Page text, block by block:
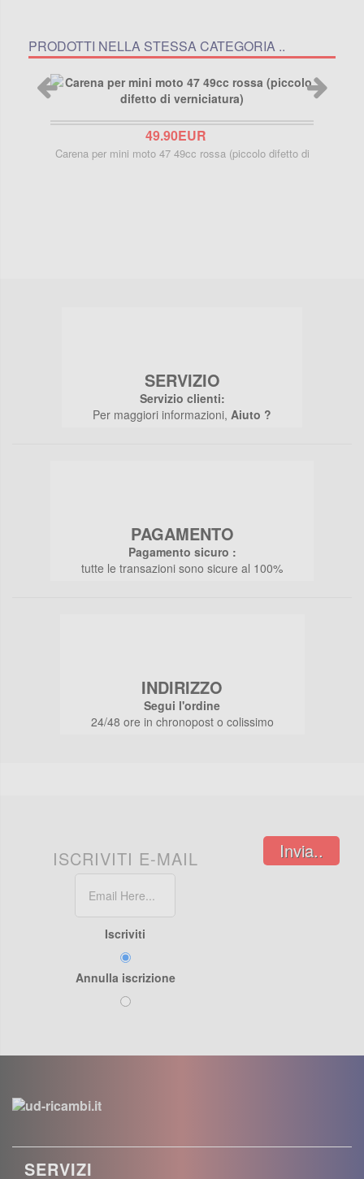
PRODOTTI NELLA STESSA CATEGORIA ..
49.90EUR
Carena per mini moto 47 49cc rossa (piccolo difetto di
SERVIZIO
Servizio clienti:
Per maggiori informazioni, Aiuto ?
PAGAMENTO
Pagamento sicuro :
tutte le transazioni sono sicure al 100%
INDIRIZZO
Segui l'ordine
24/48 ore in chronopost o colissimo
ISCRIVITI E-MAIL
Iscriviti
Annulla iscrizione
Invia..
SERVIZI